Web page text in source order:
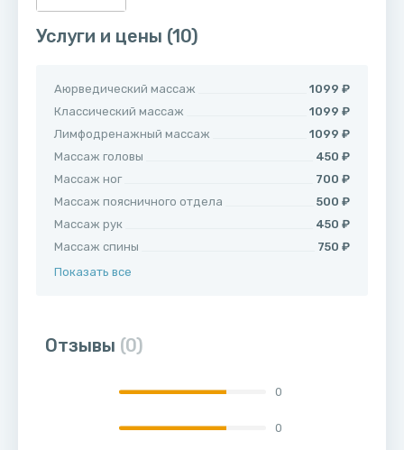
Услуги и цены (10)
Аюрведический массаж
1099 ₽
Классический массаж
1099 ₽
Лимфодренажный массаж
1099 ₽
Массаж головы
450 ₽
Массаж ног
700 ₽
Массаж поясничного отдела
500 ₽
Массаж рук
450 ₽
Массаж спины
750 ₽
Показать все
Отзывы (0)
0
0